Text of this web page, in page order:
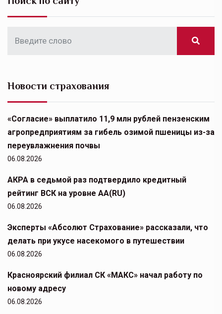
Новости страхования
«Согласие» выплатило 11,9 млн рублей пензенским
агропредприятиям за гибель озимой пшеницы из-за
переувлажнения почвы
06.08.2026
АКРА в седьмой раз подтвердило кредитный
рейтинг ВСК на уровне АА(RU)
06.08.2026
Эксперты «Абсолют Страхование» рассказали, что
делать при укусе насекомого в путешествии
06.08.2026
Красноярский филиал СК «МАКС» начал работу по
новому адресу
06.08.2026